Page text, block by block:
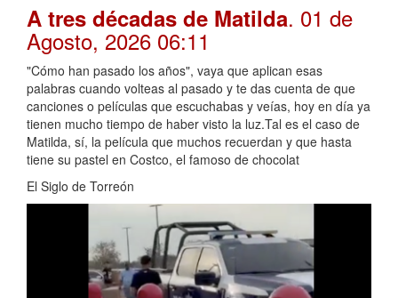
A tres décadas de Matilda. 01 de
Agosto, 2026 06:11
"Cómo han pasado los años", vaya que aplican esas
palabras cuando volteas al pasado y te das cuenta de que
canciones o películas que escuchabas y veías, hoy en día ya
tienen mucho tiempo de haber visto la luz.Tal es el caso de
Matilda, sí, la película que muchos recuerdan y que hasta
tiene su pastel en Costco, el famoso de chocolat
El Siglo de Torreón